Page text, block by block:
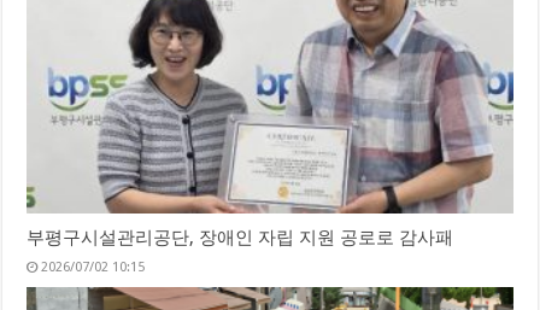
부평구시설관리공단, 장애인 자립 지원 공로로 감사패
2026/07/02 10:15